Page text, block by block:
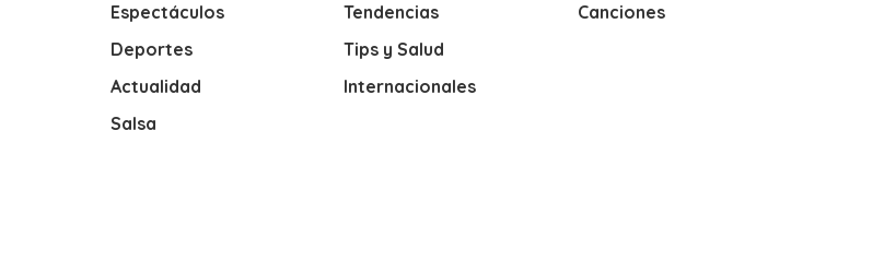
Espectáculos
Deportes
Actualidad
Salsa
Tendencias
Tips y Salud
Internacionales
Canciones